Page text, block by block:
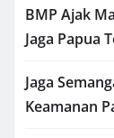
BMP Ajak
Jaga Papua
Jaga
Keamanan